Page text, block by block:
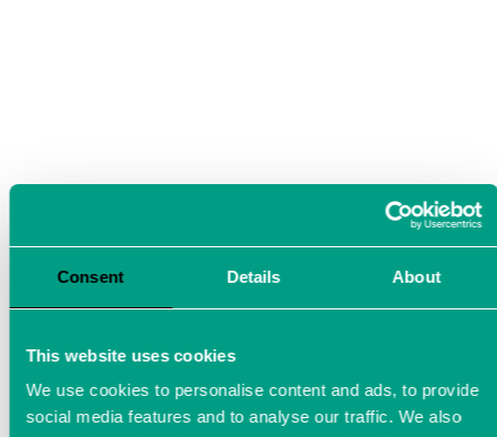
Consent Details About
This website uses cookies
We use cookies to personalise content and ads, to provide
social media features and to analyse our traffic. We also